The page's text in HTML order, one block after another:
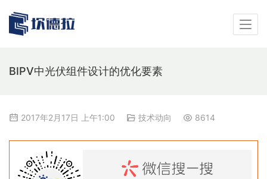
BIPV中光伏组件设计的优化要素
2017年2月17日 上午1:00 技术动向 8614